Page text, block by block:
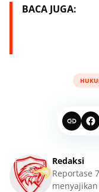
BACA JUGA:
Redaksi
Reportase